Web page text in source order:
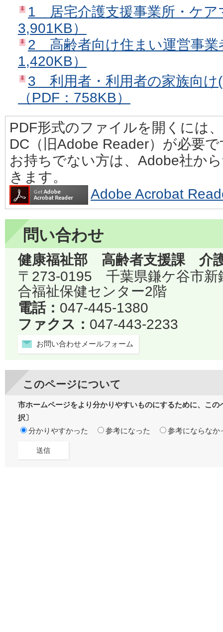
1 居宅介護支援事業所・ケア
3,901KB）
2 高齢者向け住まい運営事業
1,420KB）
3 利用者・利用者の家族向け
（PDF：758KB）
PDF形式のファイルを開くには
DC（旧Adobe Reader）が必要
お持ちでない方は、Adobe社か
きます。
Adobe Acrobat
問い合わせ
健康福祉部 高齢者支援課 介
〒273-0195 千葉県鎌ケ谷市
合福祉保健センター2階
電話： 047-445-1380
ファクス： 047-443-2233
お問い合わせメールフォーム
このページについて
市ホームページをより分かりやすいものにするために、こ
択〕
分かりやすかった
参考になった 参考にならなか